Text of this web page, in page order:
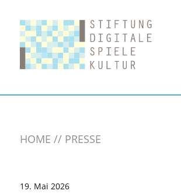
HOME PRESSE
19. Mai 2026